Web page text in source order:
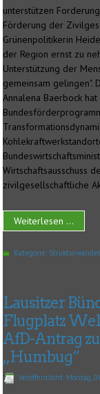
unterstützen
Förderung der
Grünenpolitikerin
der Region ernst zu
Unterstützung der
gemeinsam gelingen".
Annalena Baerbock
Wirtschaftsausschuss
zivilgesellschaftliche
Weiterlesen ...
Kategorie: Strukturwandel
Lausitzer
Flugplatz
AfD-Antrag
„Humbug“
Veröffentlicht: Montag,